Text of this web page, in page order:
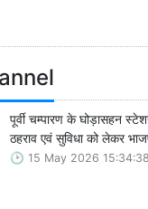
पूर्वी चम्पारण के घोड़ासहन
ठहराव एवं सुविधा को लेकर
15 May 2026 15:34:38